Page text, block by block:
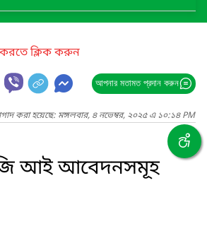
করতে ক্লিক করুন
আপনার মতামত প্রদান করুন
করা হয়েছে: মঙ্গলবার, ৪ নভেম্বর, ২০২৫ এ ১০:১৪ PM
জি আই আবেদনসমূহ